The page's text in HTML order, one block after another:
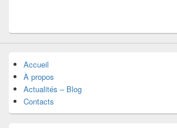
Accueil
À propos
Actualités – Blog
Contacts